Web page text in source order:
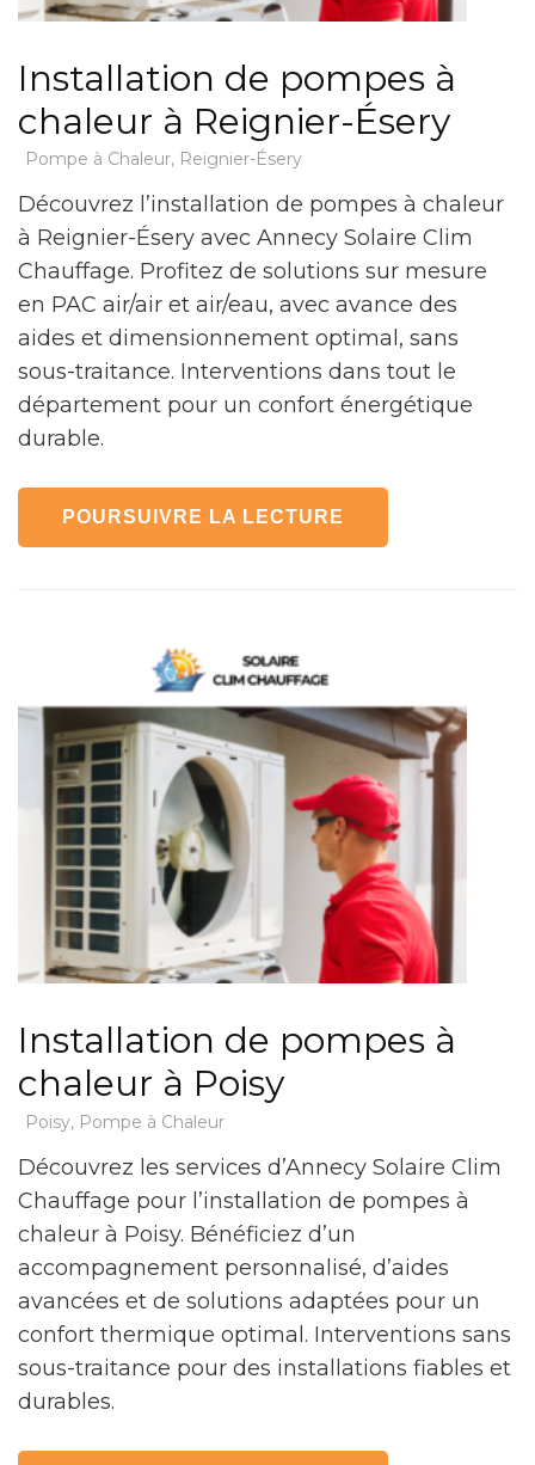
Installation de pompes à
chaleur à Reignier-Ésery
Pompe à Chaleur, Reignier-Ésery
Découvrez l’installation de pompes à chaleur
à Reignier-Ésery avec Annecy Solaire Clim
Chauffage. Profitez de solutions sur mesure
en PAC air/air et air/eau, avec avance des
aides et dimensionnement optimal, sans
sous-traitance. Interventions dans tout le
département pour un confort énergétique
durable.
POURSUIVRE LA LECTURE
Installation de pompes à
chaleur à Poisy
Poisy, Pompe à Chaleur
Découvrez les services d’Annecy Solaire Clim
Chauffage pour l’installation de pompes à
chaleur à Poisy. Bénéficiez d’un
accompagnement personnalisé, d’aides
avancées et de solutions adaptées pour un
confort thermique optimal. Interventions sans
sous-traitance pour des installations fiables et
durables.